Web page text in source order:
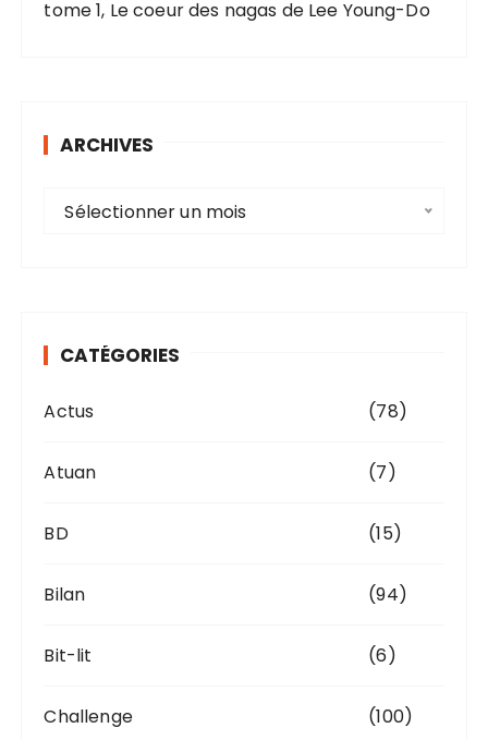
tome 1, Le coeur des nagas de Lee Young-Do
ARCHIVES
e
Sélectionner un mois
CATÉGORIES
Actus (78)
Atuan (7)
BD (15)
Bilan (94)
Bit-lit (6)
Challenge (100)